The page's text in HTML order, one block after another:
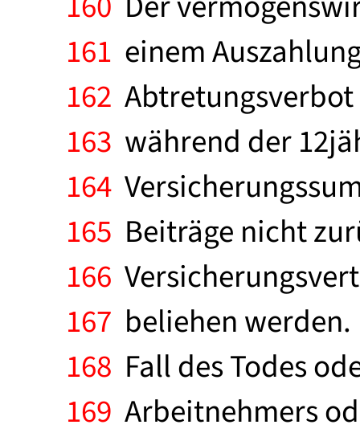
161 einem
162
163 während der
164
165 Beiträge nicht
166
167 beliehen
168 Fall des Todes
169 Arbeitnehmers